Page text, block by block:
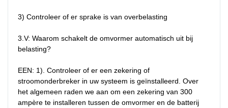
3) Controleer of er sprake is van overbelasting
3.V: Waarom schakelt de omvormer automatisch uit bij
belasting?
EEN: 1). Controleer of er een zekering of
stroomonderbreker in uw systeem is geïnstalleerd. Over
het algemeen raden we aan om een ​​zekering van 300
ampère te installeren tussen de omvormer en de batterij